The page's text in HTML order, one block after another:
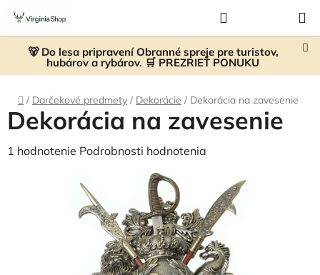
Prejsť
obsah
🐻 Do lesa pripravení Obranné spreje pre turistov,
hubárov a rybárov. 🛒 PREZRIEŤ PONUKU
KOŠÍK
Domov
/ Darčekové predmety / Dekorácie / Dekorácia na zavesenie
Dekorácia na zavesenie
Priemerné
1 hodnotenie Podrobnosti hodnotenia